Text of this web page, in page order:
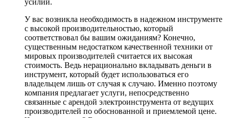
усилий.
У вас возникла необходимость в надежном инструменте
с высокой производительностью, который
соответствовал бы вашим ожиданиям? Конечно,
существенным недостатком качественной техники от
мировых производителей считается их высокая
стоимость. Ведь нерационально вкладывать деньги в
инструмент, который будет использоваться его
владельцем лишь от случая к случаю. Именно поэтому
компания предлагает услуги, непосредственно
связанные с арендой электроинструмента от ведущих
производителей по обоснованной и приемлемой цене.